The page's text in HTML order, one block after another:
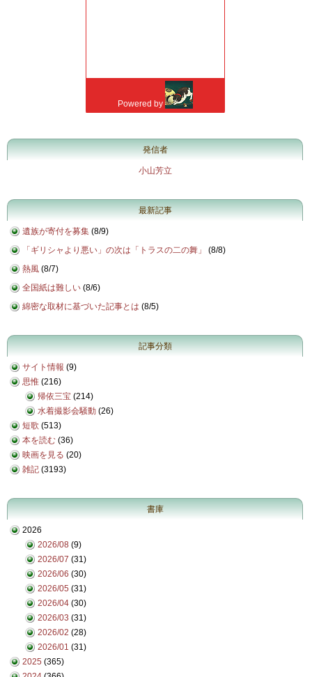
発信者
小山芳立
最新記事
遺族が寄付を募集 (8/9)
「ギリシャより悪い」の次は「トラスの二の舞」
(8/8)
熱風 (8/7)
全国紙は難しい (8/6)
綿密な取材に基づいた記事とは (8/5)
記事分類
サイト情報 (9)
思惟 (216)
帰依三宝 (214)
水着撮影会騒動 (26)
短歌 (513)
本を読む (36)
映画を見る (20)
雑記 (3193)
書庫
2026
2026/08 (9)
2026/07 (31)
2026/06 (30)
2026/05 (31)
2026/04 (30)
2026/03 (31)
2026/02 (28)
2026/01 (31)
2025 (365)